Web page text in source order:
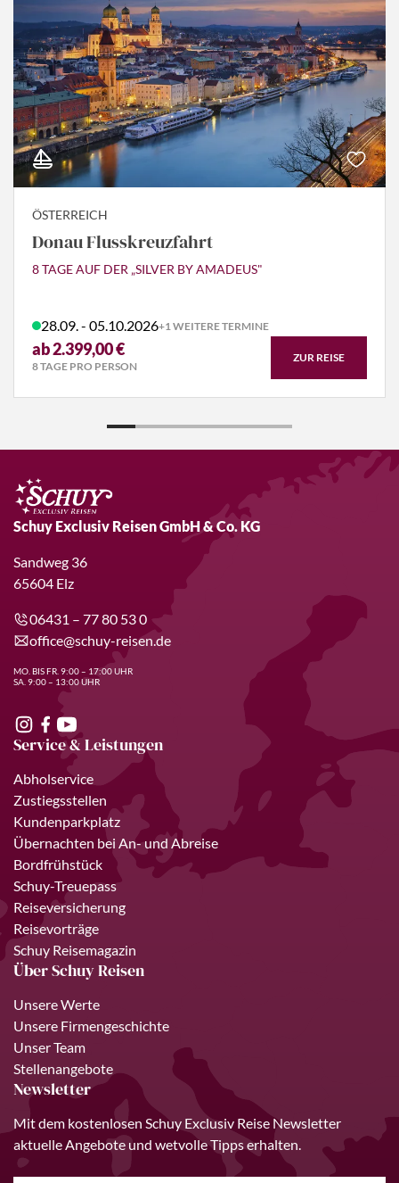
ÖSTERREICH
Donau Flusskreuzfahrt
8 TAGE AUF DER „SILVER BY AMADEUS"
28.09. - 05.10.2026+1 WEITERE TERMINE
ab 2.399,00 €
8 TAGE PRO PERSON
ZUR REISE
Schuy Exclusiv Reisen GmbH & Co. KG
Sandweg 36
65604 Elz
06431 – 77 80 53 0
office@schuy-reisen.de
MO. BIS FR. 9:00 – 17:00 UHR
SA. 9:00 – 13:00 UHR
Service & Leistungen
Abholservice
Zustiegsstellen
Kundenparkplatz
Übernachten bei An- und Abreise
Bordfrühstück
Schuy-Treuepass
Reiseversicherung
Reisevorträge
Schuy Reisemagazin
Über Schuy Reisen
Unsere Werte
Unsere Firmengeschichte
Unser Team
Stellenangebote
Newsletter
Mit dem kostenlosen Schuy Exclusiv Reise Newsletter
aktuelle Angebote und wetvolle Tipps erhalten.